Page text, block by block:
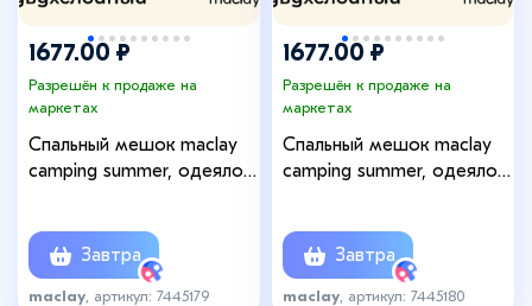
1677.00 ₽
Разрешён к продаже на
маркетах
Спальный мешок maclay
camping summer, одеяло,
Завтра
maclay , артикул: 7445179
1677.00 ₽
Разрешён к продаже на
маркетах
Спальный мешок maclay
camping summer, одеяло,
Завтра
maclay , артикул: 7445180